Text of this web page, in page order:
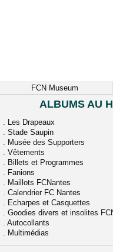
FCN Museum
ALBUMS AU
. Les Drapeaux
. Stade Saupin
. Musée des Supporters
. Vêtements
. Billets et Programmes
. Fanions
. Maillots FCNantes
. Calendrier FC Nantes
. Echarpes et Casquettes
. Goodies divers et insolites
. Autocollants
. Multimédias